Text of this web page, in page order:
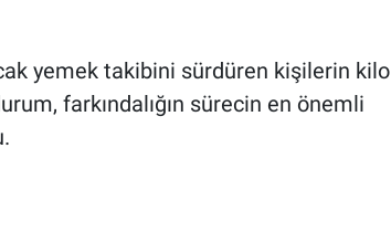
yemek takibini sürdüren kişilerin kilo
farkındalığın sürecin en önemli